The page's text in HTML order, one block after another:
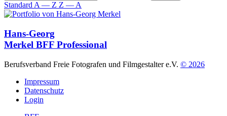
Standard A — Z Z — A
Hans-Georg
Merkel BFF Professional
Berufsverband Freie Fotografen und Filmgestalter e.V. © 2026
Impressum
Datenschutz
Login